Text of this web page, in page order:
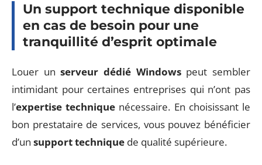
Un support technique disponible
en cas de besoin pour une
tranquillité d’esprit optimale
Louer unserveur dédié Windowspeut sembler
intimidant pour certaines entreprises qui n’ont pas
l’expertise technique nécessaire. En choisissant le
bon prestataire de services, vous pouvez bénéficier
d’un support technique de qualité supérieure.